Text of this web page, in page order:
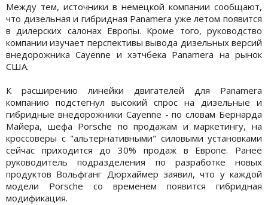
Между тем, источники в немецкой компании сообщают,
что дизельная и гибридная Panamera уже летом появится
в дилерских салонах Европы. Кроме того, руководство
компании изучает перспективы вывода дизельных версий
внедорожника Cayenne и хэтчбека Panamera на рынок
США.
К расширению линейки двигателей для Panamera
компанию подстегнул высокий спрос на дизельные и
гибридные внедорожники Cayenne - по словам Бернарда
Майера, шефа Porsche по продажам и маркетингу, на
кроссоверы с "альтернативными" силовыми установками
сейчас приходится до 30% продаж в Европе. Ранее
руководитель подразделения по разработке новых
продуктов Вольфганг Дюрхаймер заявил, что у каждой
модели Porsche со временем появится гибридная
модификация.